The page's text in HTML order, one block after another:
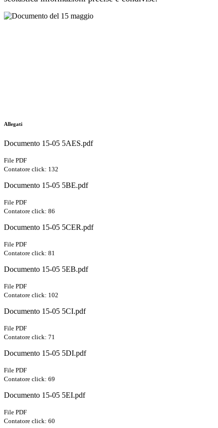
Allegati
Documento 15-05 5AES.pdf
File PDF
Contatore click: 132
Documento 15-05 5BE.pdf
File PDF
Contatore click: 86
Documento 15-05 5CER.pdf
File PDF
Contatore click: 81
Documento 15-05 5EB.pdf
File PDF
Contatore click: 102
Documento 15-05 5CI.pdf
File PDF
Contatore click: 71
Documento 15-05 5DI.pdf
File PDF
Contatore click: 69
Documento 15-05 5EI.pdf
File PDF
Contatore click: 60